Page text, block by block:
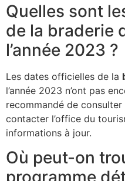
Quelles sont
de la braderie
l’année 2023 ?
Les dates officielles de la
l’année 2023 n’ont pas
recommandé de
contacter l’office du
informations à jour.
Où peut-on